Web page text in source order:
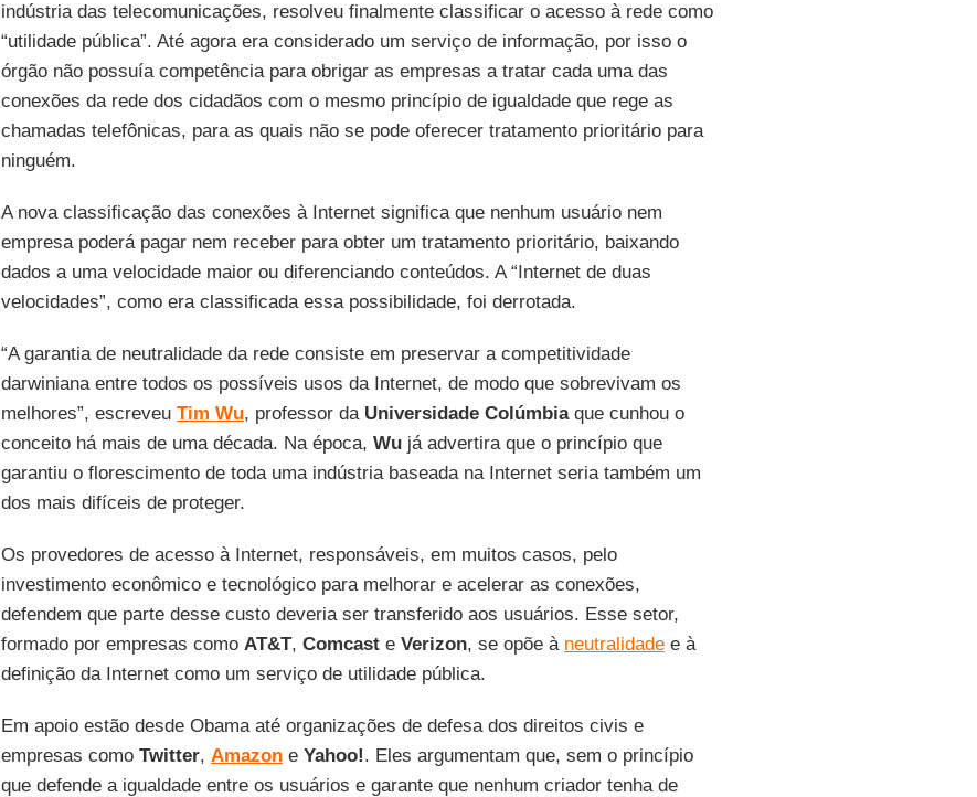
indústria das telecomunicações, resolveu finalmente classificar o acesso à rede como
“utilidade pública”. Até agora era considerado um serviço de informação, por isso o
órgão não possuía competência para obrigar as empresas a tratar cada uma das
conexões da rede dos cidadãos com o mesmo princípio de igualdade que rege as
chamadas telefônicas, para as quais não se pode oferecer tratamento prioritário para
ninguém.
A nova classificação das conexões à Internet significa que nenhum usuário nem
empresa poderá pagar nem receber para obter um tratamento prioritário, baixando
dados a uma velocidade maior ou diferenciando conteúdos. A “Internet de duas
velocidades”, como era classificada essa possibilidade, foi derrotada.
“A garantia de neutralidade da rede consiste em preservar a competitividade
darwiniana entre todos os possíveis usos da Internet, de modo que sobrevivam os
melhores”, escreveu Tim Wu, professor da Universidade Colúmbiaque cunhou o
conceito há mais de uma década. Na época, Wujá advertira que o princípio que
garantiu o florescimento de toda uma indústria baseada na Internet seria também um
dos mais difíceis de proteger.
Os provedores de acesso à Internet, responsáveis, em muitos casos, pelo
investimento econômico e tecnológico para melhorar e acelerar as conexões,
defendem que parte desse custo deveria ser transferido aos usuários. Esse setor,
formado por empresas como AT&T, Comcaste Verizon, se opõe à neutralidadee à
definição da Internet como um serviço de utilidade pública.
Em apoio estão desde Obama até organizações de defesa dos direitos civis e
empresas como Twitter, Amazone Yahoo!. Eles argumentam que, sem o princípio
que defende a igualdade entre os usuários e garante que nenhum criador tenha de